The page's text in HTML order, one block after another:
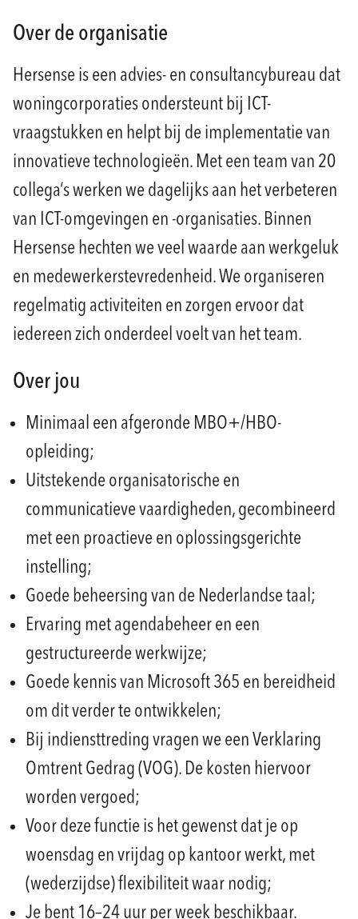
Over de organisatie
Hersense is een advies- en consultancybureau dat
woningcorporaties ondersteunt bij ICT-
vraagstukken en helpt bij de implementatie van
innovatieve technologieën. Met een team van 20
collega’s werken we dagelijks aan het verbeteren
van ICT-omgevingen en -organisaties. Binnen
Hersense hechten we veel waarde aan werkgeluk
en medewerkerstevredenheid. We organiseren
regelmatig activiteiten en zorgen ervoor dat
iedereen zich onderdeel voelt van het team.
Over jou
Minimaal een afgeronde MBO+/HBO-
opleiding;
Uitstekende organisatorische en
communicatieve vaardigheden, gecombineerd
met een proactieve en oplossingsgerichte
instelling;
Goede beheersing van de Nederlandse taal;
Ervaring met agendabeheer en een
gestructureerde werkwijze;
Goede kennis van Microsoft 365 en bereidheid
om dit verder te ontwikkelen;
Bij indiensttreding vragen we een Verklaring
Omtrent Gedrag (VOG). De kosten hiervoor
worden vergoed;
Voor deze functie is het gewenst dat je op
woensdag en vrijdag op kantoor werkt, met
(wederzijdse) flexibiliteit waar nodig;
Je bent 16–24 uur per week beschikbaar.